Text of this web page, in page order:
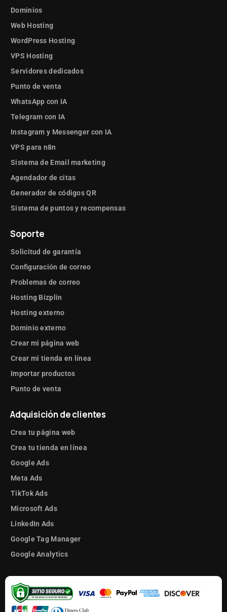
Dominios
Web Hosting
WordPress Hosting
VPS Hosting
Servidores dedicados
Punto de venta
WhatsApp con IA
Telegram con IA
Instagram y Messenger con IA
VPS para n8n
Sistema de Email marketing
Agendador de citas
Generador de códigos QR
Sistema de puntos y recompensas
Soporte
Solicitud de garantía
Configuración de correo
Problemas de correo
Hosting Bizplin
Hosting externo
Dominio externo
Crear mi página web
Crear mi tienda en línea
Importar productos
Punto de venta
Adquisición de clientes
Crea tu página web
Crea tu tienda en línea
Google Ads
Meta Ads
TikTok Ads
Microsoft Ads
LinkedIn Ads
Google Tag Manager
Google Analytics